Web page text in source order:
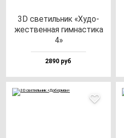
3D све­тиль­ник «Худо­
жес­твен­ная гим­нас­ти­ка
4»
2890 руб